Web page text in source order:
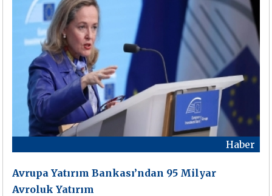
Haber
Avrupa Yatırım Bankası’ndan 95 Milyar
Avroluk Yatırım